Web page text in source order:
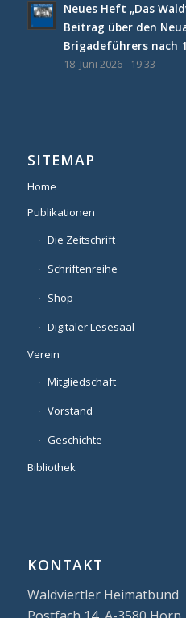
Neues Heft „Das
Beitrag über den
Brigadeführers nach
18. Juni 2026 - 19:33
SITEMAP
Home
Publikationen
Die Zeitschrift
Schriftenreihe
Shop
Digitaler Lesesaal
Verein
Mitgliedschaft
Vorstand
Geschichte
Bibliothek
KONTAKT
Waldviertler Heimatbund